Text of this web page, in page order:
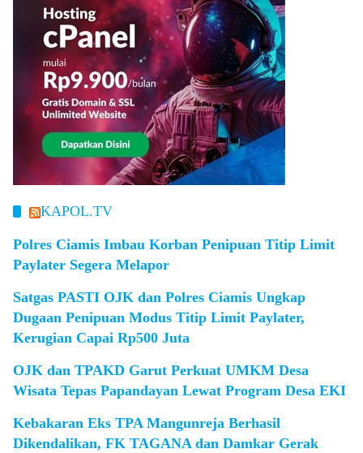
KAPOL.TV
Polres Ciamis Imbau Korban Penipuan Titip Limit
Paylater Segera Melapor
Satgas PASTI OJK dan Polres Ciamis Ungkap
Dugaan Penipuan Modus Titip Limit Paylater,
Kerugian Capai Rp500 Juta
OJK dan TPAKD Garut Perkuat UMKM Desa
Wisata Tepas Papandayan Lewat Program Desa EKI
Kebakaran Eks TPA Mangunreja Berhasil
Dikendalikan, FK TAGANA dan Damkar Gerak